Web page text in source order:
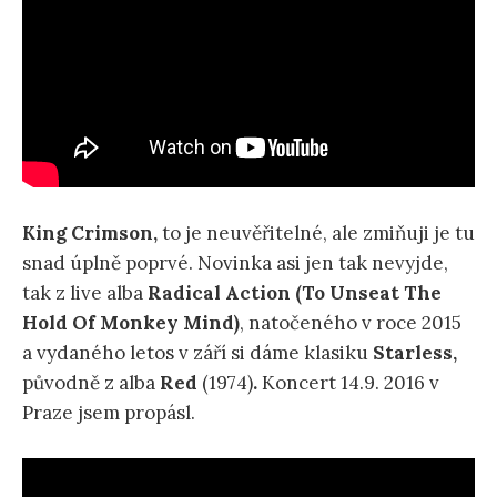
King Crimson,to je neuvěřitelné, ale zmiňuji je tu
snad úplně poprvé. Novinka asi jen tak nevyjde,
tak z live alba Radical Action (To Unseat The
Hold Of Monkey Mind), natočeného v roce 2015
a vydaného letos v září si dáme klasiku Starless,
původně z alba Red (1974).Koncert 14.9. 2016 v
Praze jsem propásl.